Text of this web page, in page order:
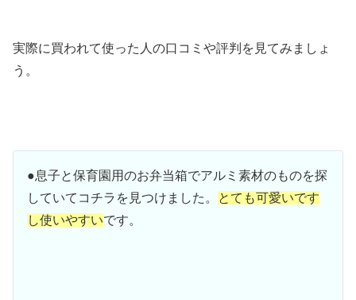
実際に買われて使った人の口コミや評判を見てみましょ
う。
●息子と保育園用のお弁当箱でアルミ素材のものを探
していてコチラを見つけました。
とても可愛いです
し使いやすいです。